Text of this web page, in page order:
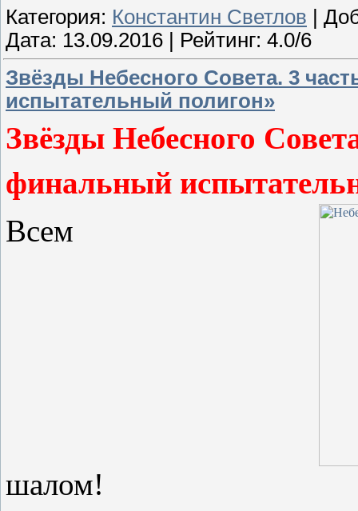
Категория: Константин Светлов |
Дата: 13.09.2016 | Рейтинг: 4.0/6
Звёзды Небесного Совета. 3
испытательный полигон»
Звёзды Небесного
финальный
Всем